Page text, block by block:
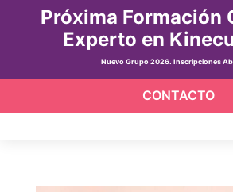
Próxima Formación
Experto en
Nuevo Grupo 2026. Inscripciones
CONTACTO